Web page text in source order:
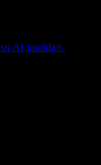
AI įrankiais.